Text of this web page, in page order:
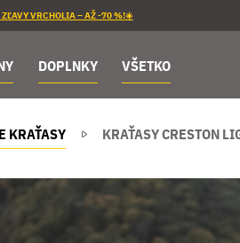
ZĽAVY VRCHOLIA – AŽ -70 %!☀️
DOPLNKY VŠETKO
KRAŤASY KRAŤASY CRESTON